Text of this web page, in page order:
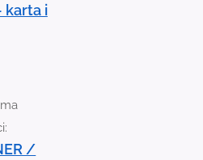
w
w
karta i
/